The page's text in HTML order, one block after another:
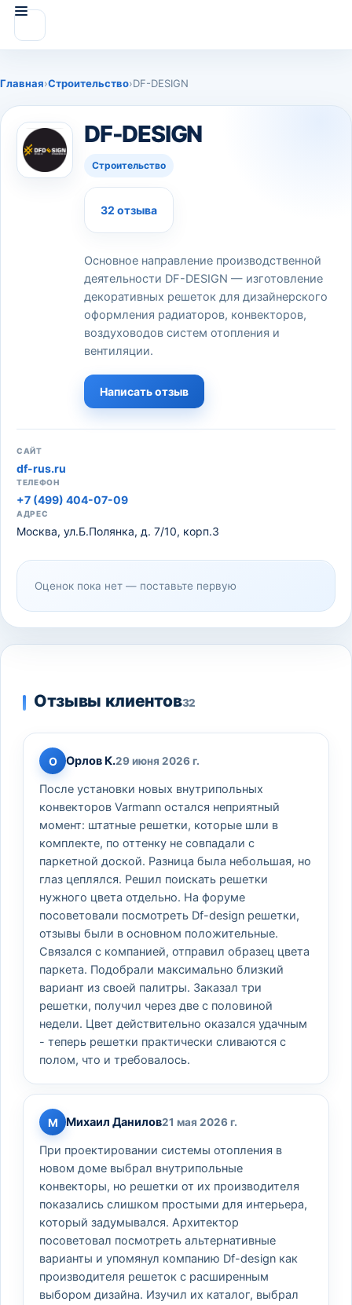
Главная›Строительство›DF-DESIGN
DF-DESIGN
Строительство
32 отзыва
Основное направление производственной
деятельности DF-DESIGN — изготовление
декоративных решеток для дизайнерского
оформления радиаторов, конвекторов,
воздуховодов систем отопления и
вентиляции.
Написать отзыв
САЙТ
df-rus.ru
ТЕЛЕФОН
+7 (499) 404-07-09
АДРЕС
Москва, ул.Б.Полянка, д. 7/10, корп.3
Оценок пока нет — поставьте первую
Отзывы клиентов32
О Орлов К.29 июня 2026 г.
После установки новых внутрипольных
конвекторов Varmann остался неприятный
момент: штатные решетки, которые шли в
комплекте, по оттенку не совпадали с
паркетной доской. Разница была небольшая, но
глаз цеплялся. Решил поискать решетки
нужного цвета отдельно. На форуме
посоветовали посмотреть Df-design решетки,
отзывы были в основном положительные.
Связался с компанией, отправил образец цвета
паркета. Подобрали максимально близкий
вариант из своей палитры. Заказал три
решетки, получил через две с половиной
недели. Цвет действительно оказался удачным
- теперь решетки практически сливаются с
полом, что и требовалось.
М Михаил Данилов21 мая 2026 г.
При проектировании системы отопления в
новом доме выбрал внутрипольные
конвекторы, но решетки от их производителя
показались слишком простыми для интерьера,
который задумывался. Архитектор
посоветовал посмотреть альтернативные
варианты и упомянул компанию Df-design как
производителя решеток с расширенным
выбором дизайна. Изучил их каталог, выбрал